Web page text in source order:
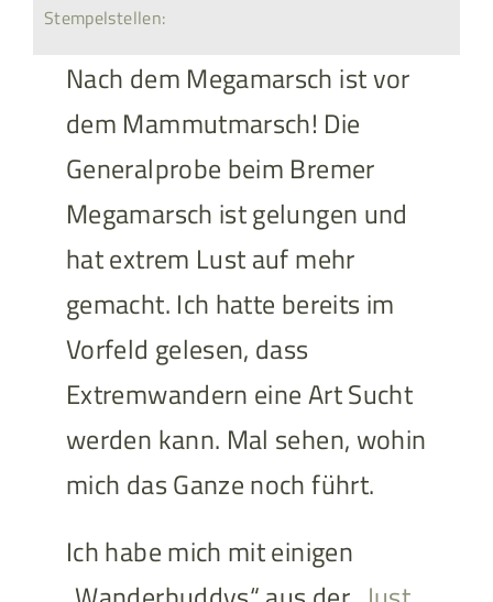
Stempelstellen:
Nach dem Megamarsch ist vor
dem Mammutmarsch! Die
Generalprobe beim Bremer
Megamarsch ist gelungen und
hat extrem Lust auf mehr
gemacht. Ich hatte bereits im
Vorfeld gelesen, dass
Extremwandern eine Art Sucht
werden kann. Mal sehen, wohin
mich das Ganze noch führt.
Ich habe mich mit einigen